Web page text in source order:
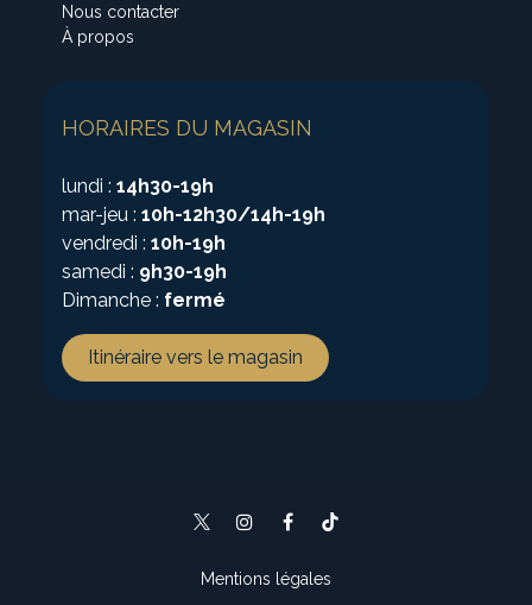
Nous contacter
À propos
HORAIRES DU MAGASIN
lundi :14h30-19h
mar-jeu :10h-12h30/14h-19h
vendredi :10h-19h
samedi : 9h30-19h
Dimanche : fermé
Itinéraire vers le magasin
Mentions légales